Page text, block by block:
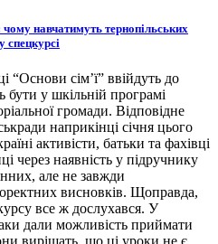
навчатимуть тернопільських
спецкурсі
“Основи сім’ї” ввійдуть до
бути у шкільній програмі
громади. Відповідне
наприкінці січня цього
активісти, батьки та фахівці
через наявність у підручнику
але не завжди
висновків. Щоправда,
все ж дослухався. У
дали можливість приймати
вирішать, що ці уроки не є